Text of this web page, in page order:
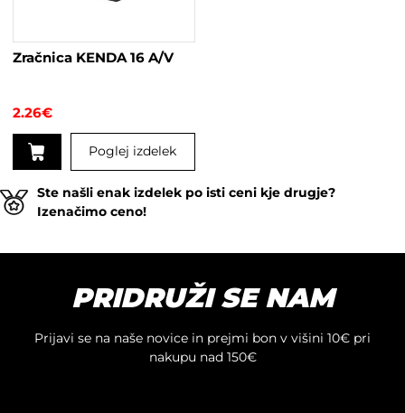
Zračnica KENDA 16 A/V
2.26€
Poglej izdelek
Ste našli enak izdelek po isti ceni kje drugje?
Izenačimo ceno!
PRIDRUŽI SE NAM
Prijavi se na naše novice in prejmi bon v višini 10€ pri
nakupu nad 150€